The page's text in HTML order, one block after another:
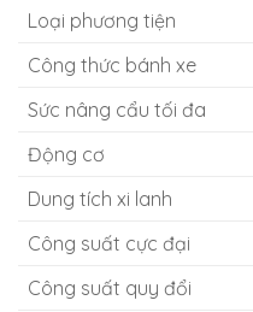
Loại phương tiện
Công thức bánh xe
Sức nâng cẩu tối đa
Động cơ
Dung tích xi lanh
Công suất cực đại
Công suất quy đổi